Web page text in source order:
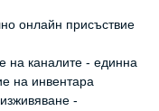
онлайн присъствие
на каналите - единна
на инвентара
-